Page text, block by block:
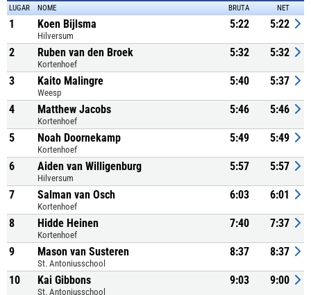
LUGAR NOME BRUTA NET
1 Koen Bijlsma
Hilversum
5:22 5:22
2 Ruben van den Broek
Kortenhoef
5:32 5:32
3 Kaito Malingre
Weesp
5:40 5:37
4 Matthew Jacobs
Kortenhoef
5:46 5:46
5 Noah Doornekamp
Kortenhoef
5:49 5:49
6 Aiden van Willigenburg
Hilversum
5:57 5:57
7 Salman van Osch
Kortenhoef
6:03 6:01
8 Hidde Heinen
Kortenhoef
7:40 7:37
9 Mason van Susteren
St. Antoniusschool
8:37 8:37
10 Kai Gibbons
St. Antoniusschool
9:03 9:00